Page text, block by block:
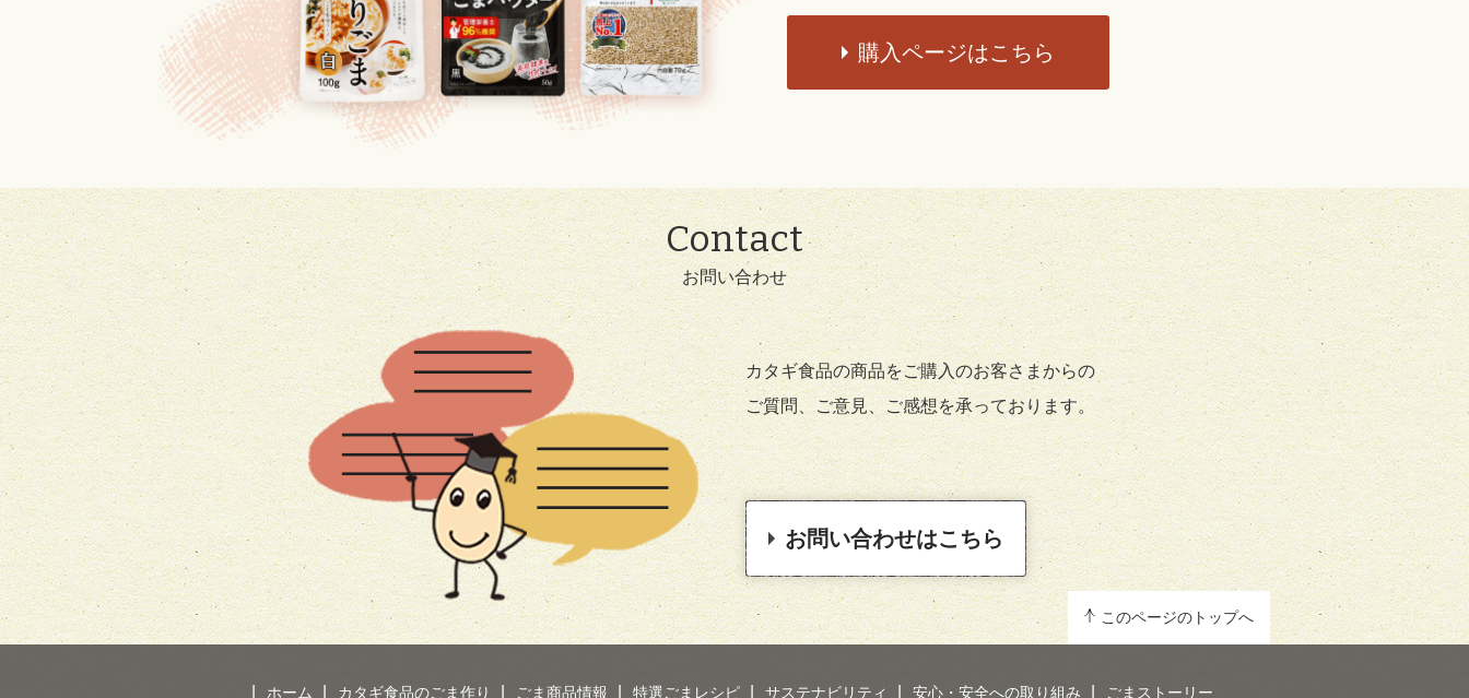
購入ページはこちら
Contact
お問い合わせ
カタギ食品の商品をご購入のお客さまからの
ご質問、ご意見、ご感想を承っております。
お問い合わせはこちら
このページのトップへ
ホーム カタギ食品のごま作り ごま商品情報 特選ごまレシピ サステナビリティ 安心・安全への取り組み ごまストーリー